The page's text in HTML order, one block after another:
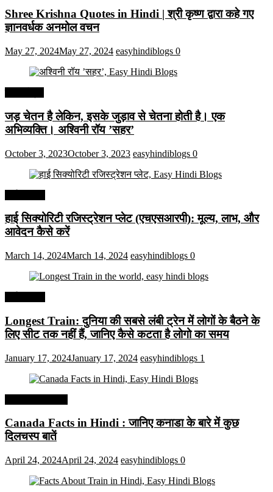
Shree Krishna Quotes in Hindi | श्री कृष्ण द्वारा कहे गए
ज्ञानवर्धक अनमोल वचन
May 27, 2024May 27, 2024 easyhindiblogs 0
जड़ चेतन है लेकिन, इसके जुड़ाव से चेतना होती है। एक
अभिव्यक्ति। अश्विनी रॉय ’सहर’
October 3, 2023October 3, 2023 easyhindiblogs 0
हाई सिक्योरिटी रजिस्ट्रेशन प्लेट (एचएसआरपी): मूल्य, लाभ, और
आवेदन कैसे करें
March 14, 2024March 14, 2024 easyhindiblogs 0
Longest Train: दुनिया की सबसे लंबी ट्रेन में लोगों के बैठने के
लिए सीट तक ​​नहीं हैं, जानिए कैसे कटता है लोगो का समय
January 17, 2024January 17, 2024 easyhindiblogs 1
Canada Facts in Hindi : जानिए कनाडा के बारे में कुछ
दिलचस्प बातें
April 24, 2024April 24, 2024 easyhindiblogs 0